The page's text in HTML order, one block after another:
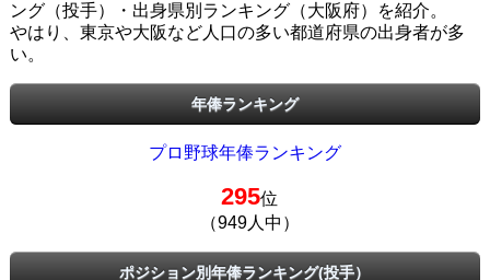
ング（投手）・出身県別ランキング（大阪府）を紹介。
やはり、東京や大阪など人口の多い都道府県の出身者が多
い。
年俸ランキング
プロ野球年俸ランキング
295位
（949人中）
ポジション別年俸ランキング(投手）